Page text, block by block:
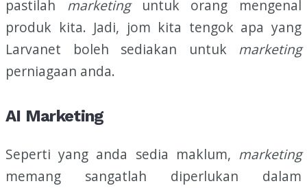
pastilah marketinguntuk orang mengenal
produk kita. Jadi, jom kita tengok apa yang
Larvanet boleh sediakan untuk marketing
perniagaan anda.
AI Marketing
Seperti yang anda sedia maklum, marketing
memang sangatlah diperlukan dalam